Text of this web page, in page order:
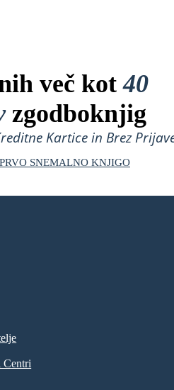
več kot40
zgodboknjig
Kartice in Brez
SNEMALNO KNJIGO
Centri